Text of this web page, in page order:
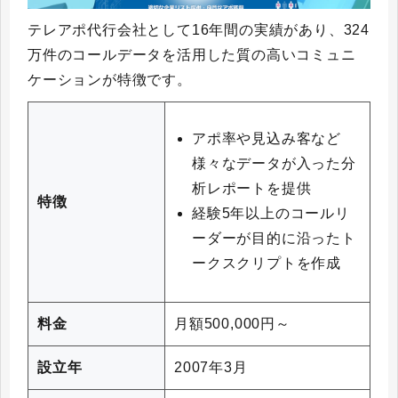
テレアポ代行会社として16年間の実績があり、324
万件のコールデータを活用した質の高いコミュニ
ケーションが特徴です。
特徴
アポ率や見込み客など
様々なデータが入った分
析レポートを提供
経験5年以上のコールリ
ーダーが目的に沿ったト
ークスクリプトを作成
料金 月額500,000円～
設立年 2007年3月